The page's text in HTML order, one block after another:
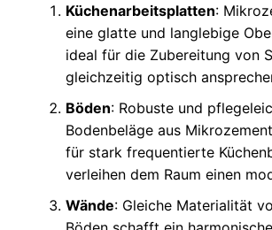
Küchenarbeitsplatten:
eine glatte und langlebige
ideal für die Zubereitung von
gleichzeitig optisch
Böden: Robuste und
Bodenbeläge aus
für stark frequentierte
verleihen dem Raum einen
Wände: Gleiche Materialität